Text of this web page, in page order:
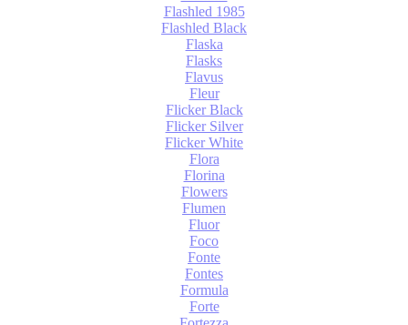
Flashled 1985
Flashled Black
Flaska
Flasks
Flavus
Fleur
Flicker Black
Flicker Silver
Flicker White
Flora
Florina
Flowers
Flumen
Fluor
Foco
Fonte
Fontes
Formula
Forte